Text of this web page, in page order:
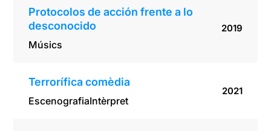
Protocolos de acción frente a lo
desconocido
Músics
2019
Terrorífica comèdia
EscenografiaIntèrpret
2021